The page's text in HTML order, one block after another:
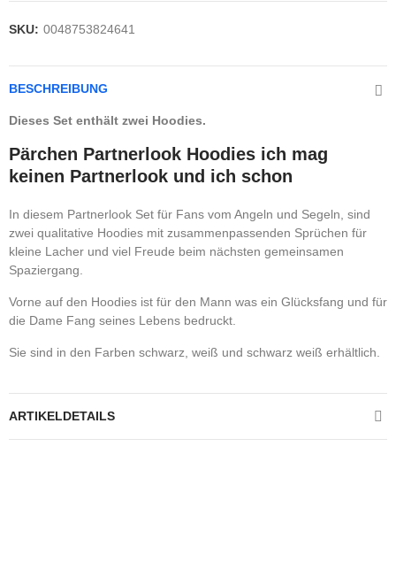
SKU: 0048753824641
BESCHREIBUNG
Dieses Set enthält zwei Hoodies.
Pärchen Partnerlook Hoodies ich mag
keinen Partnerlook und ich schon
In diesem Partnerlook Set für Fans vom Angeln und Segeln, sind
zwei qualitative Hoodies mit zusammenpassenden Sprüchen für
kleine Lacher und viel Freude beim nächsten gemeinsamen
Spaziergang.
Vorne auf den Hoodies ist für den Mann was ein Glücksfang und für
die Dame Fang seines Lebens bedruckt.
Sie sind in den Farben schwarz, weiß und schwarz weiß erhältlich.
ARTIKELDETAILS